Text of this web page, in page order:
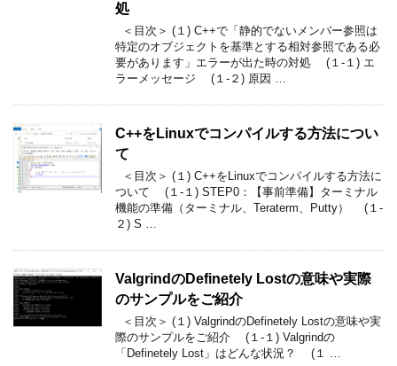
処
＜目次＞ (１) C++で「静的でないメンバー参照は
特定のオブジェクトを基準とする相対参照である必
要があります」エラーが出た時の対処 (１-１) エ
ラーメッセージ (１-２) 原因 …
C++をLinuxでコンパイルする方法につい
て
＜目次＞ (１) C++をLinuxでコンパイルする方法に
ついて (１-１) STEP0：【事前準備】ターミナル
機能の準備（ターミナル、Teraterm、Putty） (１-
２) S …
ValgrindのDefinetely Lostの意味や実際
のサンプルをご紹介
＜目次＞ (１) ValgrindのDefinetely Lostの意味や実
際のサンプルをご紹介 (１-１) Valgrindの
「Definetely Lost」はどんな状況？ (１ …